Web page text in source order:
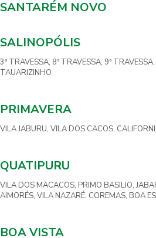
SANTARÉM NOVO
SALINOPÓLIS
3ª TRAVESSA, 8ª TRAVESSA, 9ª
TAUARIZINHO
PRIMAVERA
VILA JABURU, VILA DOS CACOS,
QUATIPURU
VILA DOS MACACOS, PRIMO BASILIO,
AIMORÉS, VILA NAZARÉ, COREMAS, BOA
BOA VISTA